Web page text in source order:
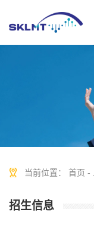
当前位置： 首页 -
招生信息